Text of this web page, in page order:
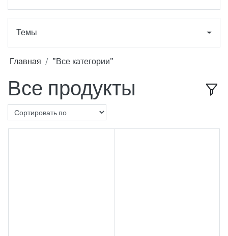
Темы
Главная "Все категории"
Все продукты